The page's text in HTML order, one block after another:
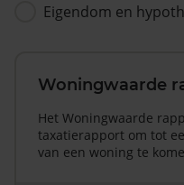
Eigendom en
Woningwaarde
Het Woningwaarde
taxatierapport om tot
van een woning te